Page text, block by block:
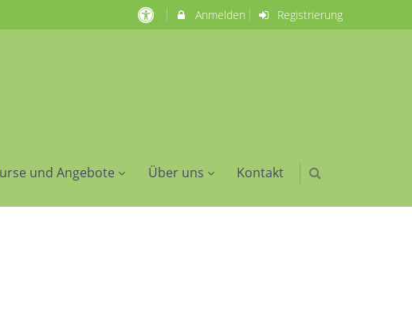
Anmelden Registrierung
und Angebote Über uns Kontakt